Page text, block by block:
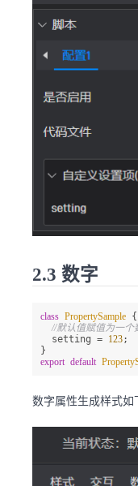
2.3 数字
class PropertySample {
//默认值赋值为一个
  setting =
123;
export default
数字属性生成样式如